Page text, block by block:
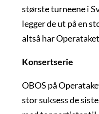
største turneene i
legger de ut på en
altså har
Konsertserie
OBOS på
stor suksess de